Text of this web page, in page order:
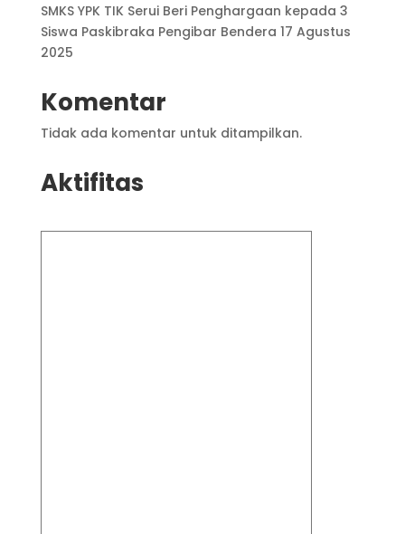
SMKS YPK TIK Serui Beri Penghargaan kepada 3
Siswa Paskibraka Pengibar Bendera 17 Agustus
2025
Komentar
Tidak ada komentar untuk ditampilkan.
Aktifitas